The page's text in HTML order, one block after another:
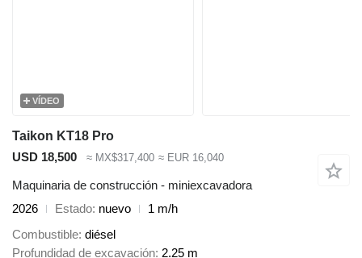
VÍDEO
Taikon KT18 Pro
USD 18,500
≈ MX$317,400 ≈ EUR 16,040
Maquinaria de construcción - miniexcavadora
2026
Estado nuevo
1 m/h
Combustible diésel
Profundidad de excavación 2.25 m